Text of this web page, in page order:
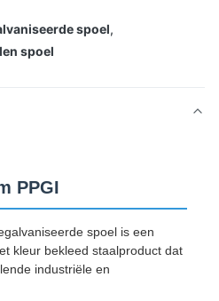
spoel,
spoel
PPGI
spoel is een
kleur bekleed staalproduct dat
industriële en